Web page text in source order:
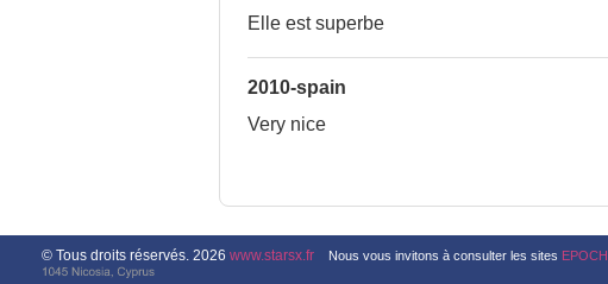
Elle est superbe
2010-spain
Very nice
© Tous droits réservés. 2026 www.starsx.fr Nous vous invitons à consulter les sites EPOCH